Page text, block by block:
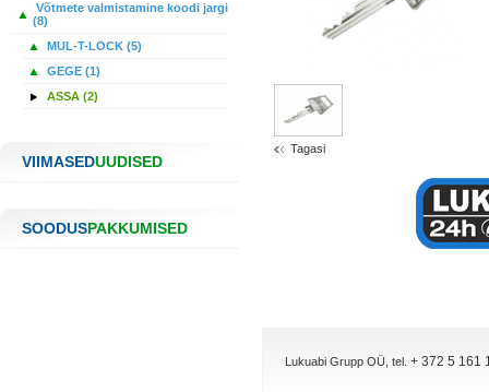
Võtmete valmistamine koodi jargi
(8)
MUL-T-LOCK (5)
GEGE (1)
ASSA (2)
VIIMASEDUUDISED
SOODUSPAKKUMISED
Tagasi
Lukuabi Grupp OÜ, tel. + 372 5 161